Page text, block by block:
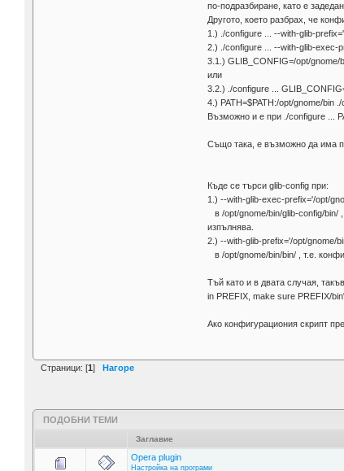
по-подразбиране, като е
Другото, което разбрах, че
1.) ./configure ... --with-glib-
2.) ./configure ... --with-glib-exec-
3.1.) GLIB_CONFIG=/opt/gnome/
или
3.2.) ./configure ...
4.) PATH=$PATH:/opt/gnome/bin ./
Възможно и е при ./configure ...
Също така, е възможно да има
Къде се търси glib-config при:
1.) --with-glib-exec-prefix='/opt/
в /opt/gnome/bin/glib-config/bin/
изпълнява.
2.) --with-glib-prefix='/opt/gnome/
в /opt/gnome/bin/bin/ , т.е.
Тъй като и в двата случая,
in PREFIX, make sure PREFIX/
Ако конфигурациония скрипт
Страници: [1 ] Нагоре
ПОДОБНИ ТЕМИ
Заглавие
Opera plugin
Настройка на програми